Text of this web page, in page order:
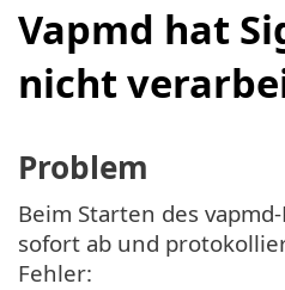
Vapmd hat
nicht
Problem
Beim Starten des
sofort ab und
Fehler: